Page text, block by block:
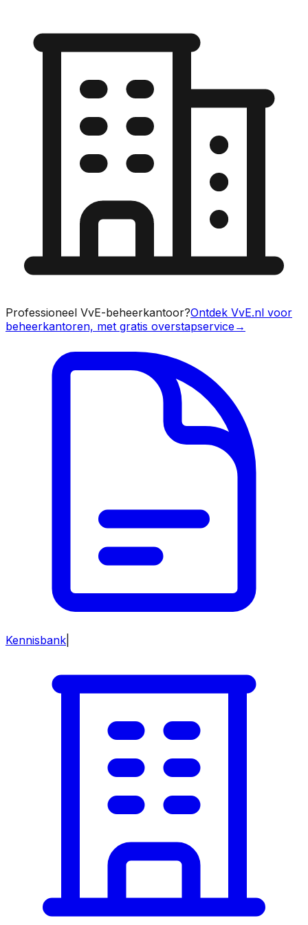
Professioneel VvE-beheerkantoor?Ontdek VvE.nl voor
beheerkantoren, met gratis overstapservice→
Kennisbank